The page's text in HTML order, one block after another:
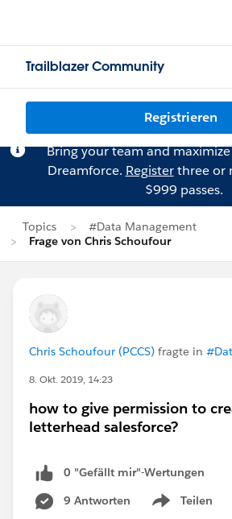
Trailblazer Community
Registrieren
Bring your team and
Dreamforce. Registerthree or
$999 passes.
Topics
#Data Management
Frage von Chris Schoufour
Chris Schoufour (PCCS) fragte in
8. Okt. 2019, 14:23
how to give permission to
letterhead salesforce?
0 "Gefällt mir"-Wertungen
9 Antworten
Teilen
Show menu